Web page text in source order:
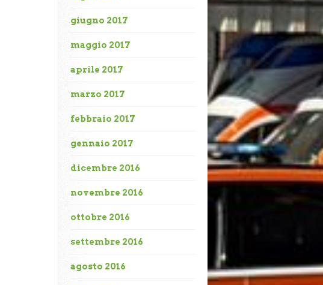
giugno 2017
maggio 2017
aprile 2017
marzo 2017
febbraio 2017
gennaio 2017
dicembre 2016
novembre 2016
ottobre 2016
settembre 2016
agosto 2016